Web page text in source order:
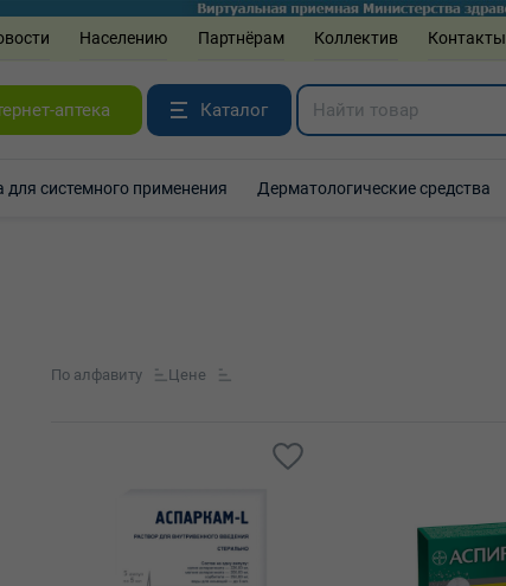
Населению Партнёрам Коллектив Контакты
аптека Каталог
системного применения Дерматологические средства
По алфавиту Цене